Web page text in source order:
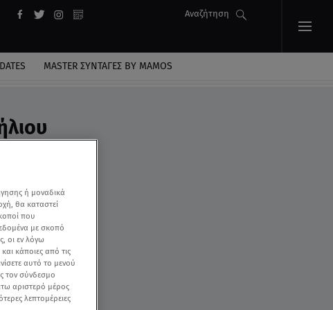
Αναζήτηση
MASTER ΣΥΝΤΑΓΈΣ BY MAMOS
ή μοναδικά
θα καταστεί
που
με σκοπό
οι εν λόγω
κάποιες από τις
αυτό το μενού
τον σύνδεσμο
αριστερό μέρος
λεπτομέρειες